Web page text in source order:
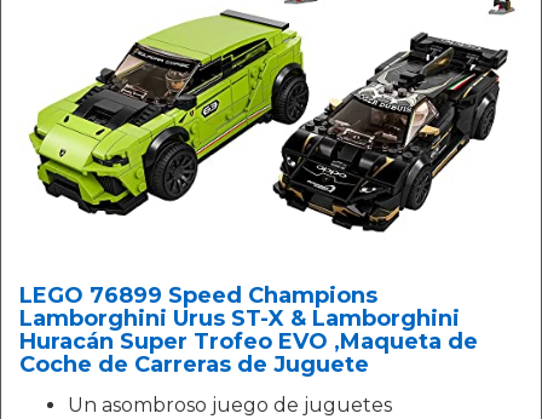
LEGO 76899 Speed Champions
Lamborghini Urus ST-X & Lamborghini
Huracán Super Trofeo EVO ,Maqueta de
Coche de Carreras de Juguete
Un asombroso juego de juguetes